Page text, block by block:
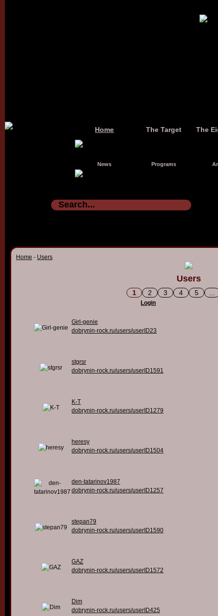
Home The Target The
News Programs
Home - Users
Users
1 2 3 4 5
Login
Girl-genie
dobrynin-rock.ru/users/userID23
stgrsr
dobrynin-rock.ru/users/userID1591
K-T
dobrynin-rock.ru/users/userID1279
heresy
dobrynin-rock.ru/users/userID1504
den-tatarinov1987
dobrynin-rock.ru/users/userID1257
stepan79
dobrynin-rock.ru/users/userID1590
GAZ
dobrynin-rock.ru/users/userID1572
Dim
dobrynin-rock.ru/users/userID425